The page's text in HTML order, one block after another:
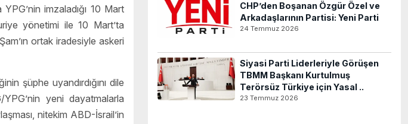
imzaladığı 10 Mart
yönetimi ile 10 Mart’ta
ortak iradesiyle askeri
şüphe uyandırdığını dile
yeni dayatmalarla
nitekim ABD-İsrail’in
CHP’den Boşanan Özgür Özel ve
Arkadaşlarının Partisi: Yeni Parti
24 Temmuz 2026
Siyasi Parti Liderleriyle Görüşen
TBMM Başkanı Kurtulmuş
Terörsüz Türkiye için Yasal ..
23 Temmuz 2026